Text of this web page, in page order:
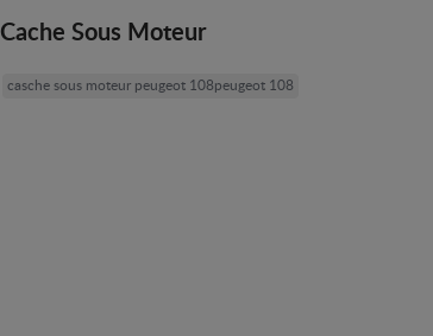
Cache Sous Moteur
casche sous moteur peugeot 108peugeot 108